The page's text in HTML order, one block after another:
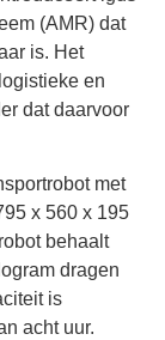
(AMR) dat
is. Het
en
dat daarvoor
met
x 560 x 195
behaalt
dragen
is
acht uur.